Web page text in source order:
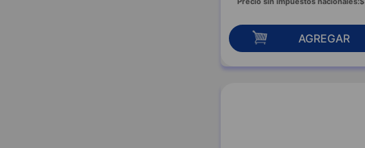
AGREGAR